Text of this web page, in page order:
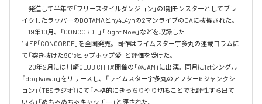
発進して半年で「フリースタイルダンジョン」の1期モンスターとしてブレ
イクしたラッパーのDOTAMAとhy4_4yhの2マンライブのOAに抜擢された。
19年10月、「CONCORDE」「Right Now」などを収録した
1stEP「CONCORDE」を全国発売。同作はライムスター宇多丸の連載コラムに
て「突き抜けた90’sヒップホップ愛」と評価を受けた。
20年2月には川崎CLUB CITTA’開催の「@JAM」に出演。同月に1stシングル
「dog kawaii」をリリースし、「ライムスター宇多丸のアフター6 ジャンクシ
ョン」（TBSラジオ）にて「本格的にきっちりやり切ることで批評性すら出て
いる」「めちゃめちゃキャッチー」と評された。